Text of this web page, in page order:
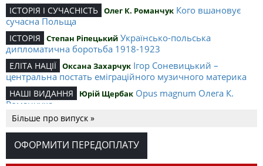
ІСТОРІЯ І СУЧАСНІСТЬ Олег К. Романчук Кого вшановує
сучасна Польща
ІСТОРІЯ Степан Ріпецький Українсько-польська
дипломатична боротьба 1918-1923
ЕЛІТА НАЦІЇ Оксана Захарчук Ігор Соневицький –
центральна постать еміграційного музичного материка
НАШІ ВИДАННЯ Юрій Щербак Opus magnum Олега К.
Романчука
РЕЦЕНЗІЇ Петро Іванишин
Романчука
СЛОВО РЕДАКЦІЙНЕ Олег К. Романчук
як уособлення української політстратегії й тактики
Більше про випуск »
ОФОРМИТИ ПЕРЕДОПЛАТУ